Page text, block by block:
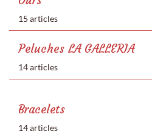
15 articles
Peluches LA GALLERIA
14 articles
Bracelets
14 articles